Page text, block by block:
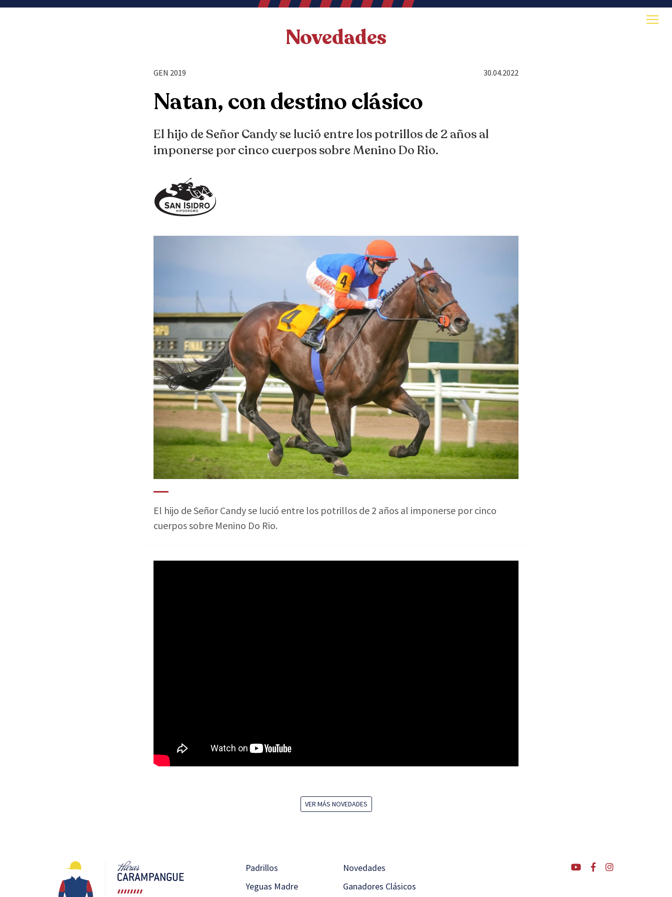
Novedades
GEN 2019 30.04.2022
Natan, con destino clásico
El hijo de Señor Candy se lució entre los potrillos de 2 años al
imponerse por cinco cuerpos sobre Menino Do Rio.
El hijo de Señor Candy se lució entre los potrillos de 2 años al imponerse por cinco
cuerpos sobre Menino Do Rio.
VER MÁS NOVEDADES
Padrillos
Yeguas Madre
Novedades
Ganadores Clásicos